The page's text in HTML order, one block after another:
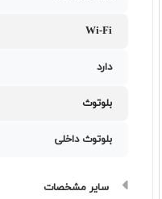
Wi-Fi
دارد
بلوتوث
بلوتوث داخلی
سایر مشخصات